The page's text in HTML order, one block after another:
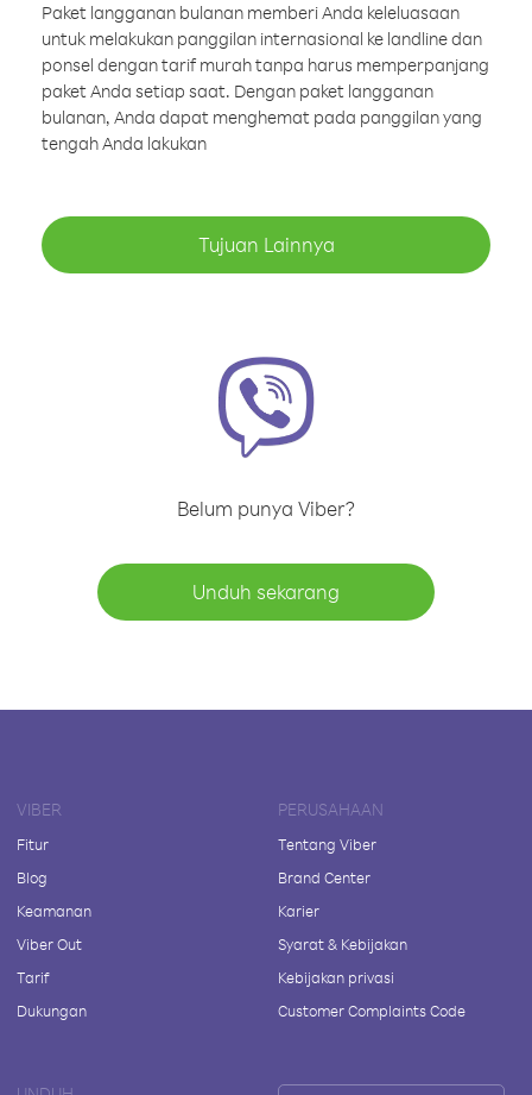
Paket langganan bulanan memberi Anda keleluasaan
untuk melakukan panggilan internasional ke landline dan
ponsel dengan tarif murah tanpa harus memperpanjang
paket Anda setiap saat. Dengan paket langganan
bulanan, Anda dapat menghemat pada panggilan yang
tengah Anda lakukan
Tujuan Lainnya
Belum punya Viber?
Unduh sekarang
VIBER
Fitur
Blog
Keamanan
Viber Out
Tarif
Dukungan
PERUSAHAAN
Tentang Viber
Brand Center
Karier
Syarat & Kebijakan
Kebijakan privasi
Customer Complaints Code